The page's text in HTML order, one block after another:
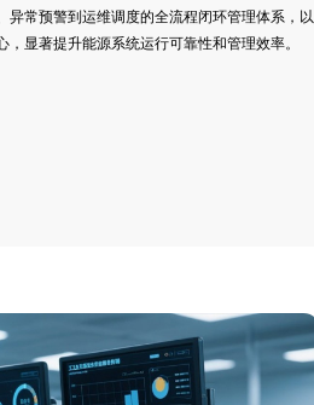
异常预警到运维调度的全流程闭环管理体系，以
显著提升能源系统运行可靠性和管理效率。